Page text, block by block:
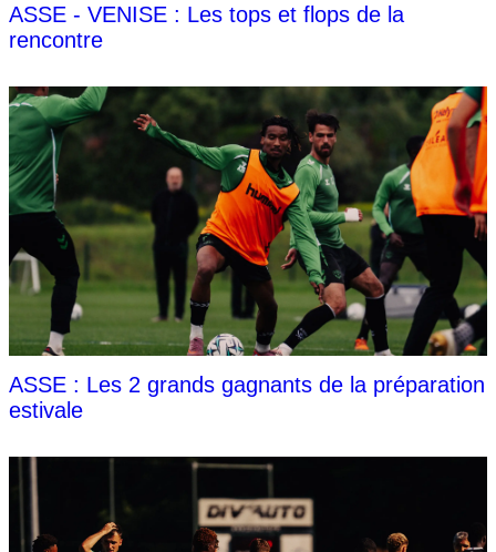
ASSE - VENISE : Les tops et flops de la
rencontre
ASSE : Les 2 grands gagnants de la préparation
estivale